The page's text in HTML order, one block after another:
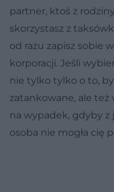
partner, ktoś z
skorzystasz z
od razu zapisz sobie
korporacji. Jeśli
nie tylko tylko o to,
zatankowane, ale też
na wypadek, gdyby
osoba nie mogła cię